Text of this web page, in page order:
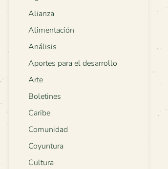
Alianza
Alimentación
Análisis
Aportes para el desarrollo
Arte
Boletines
Caribe
Comunidad
Coyuntura
Cultura